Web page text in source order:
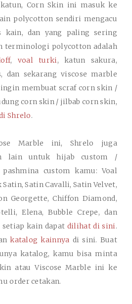
Corn Skin ini masuk ke
polycotton sendiri mengacu
kain, dan yang paling sering
terminologi polycottonadalah
, voal turki, katun sakura,
dan sekarangviscose marble
membuat scraf corn skin /
corn skin / jilbab corn skin,
Shrelo.
Marble ini, Shrelo juga
lain untuk hijab custom /
custom kamu: Voal
Satin Cavalli, Satin Velvet,
Georgette, Chiffon Diamond,
Elena, Bubble Crepe, dan
kain dapat dilihat di sini.
katalog kainnya di sini. Buat
katalog, kamu bisa minta
atau Viscose Marble ini ke
order cetakan.